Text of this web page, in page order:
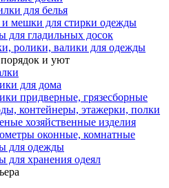
для белья
мешки для стирки одежды
для гладильных досок
ролики, валики для одежды
и уют
для дома
придверные, грязесборные
контейнеры, этажерки, полки
хозяйственные изделия
оконные, комнатные
для одежды
для хранения одеял